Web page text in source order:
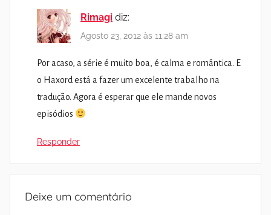
Rimagi diz:
Agosto 23, 2012 às 11:28 am
Por acaso, a série é muito boa, é calma e romântica. E
o Haxord está a fazer um excelente trabalho na
tradução. Agora é esperar que ele mande novos
episódios
Responder
Deixe um comentário